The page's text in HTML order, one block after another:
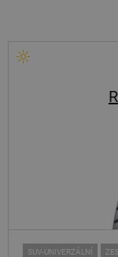
SUV-UNIVERZÁLNÍ